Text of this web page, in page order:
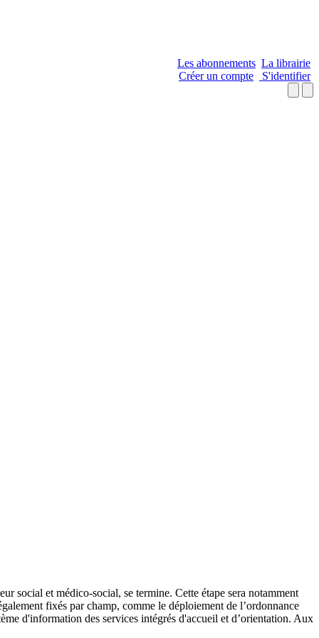
Les abonnements La librairie
Créer un compte
S'identifier
social et médico-social, se termine. Cette étape sera notamment
fixés par champ, comme le déploiement de l’ordonnance
d'information des services intégrés d'accueil et d’orientation. Aux